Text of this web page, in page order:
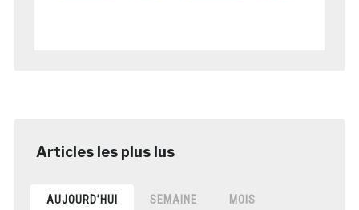
AUJOURD’HUI SEMAINE MOIS